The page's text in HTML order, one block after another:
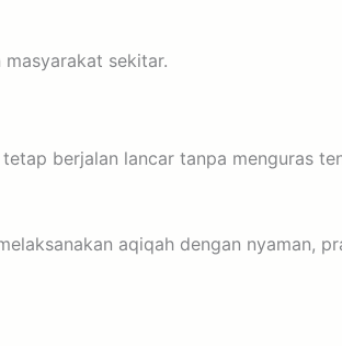
sekitar.
berjalan lancar tanpa menguras
aqiqah dengan nyaman,